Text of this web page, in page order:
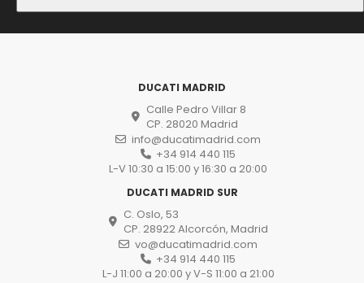
DUCATI MADRID
Calle Pedro Villar 8
CP. 28020 Madrid
info@ducatimadrid.com
+34 914 440 115
L-V 10:30 a 15:00 y 16:30 a 20:00
DUCATI MADRID SUR
C. Oslo, 53
CP. 28922 Alcorcón, Madrid
vo@ducatimadrid.com
+34 914 440 115
L-J 11:00 a 20:00 y V-S 11:00 a 21:00